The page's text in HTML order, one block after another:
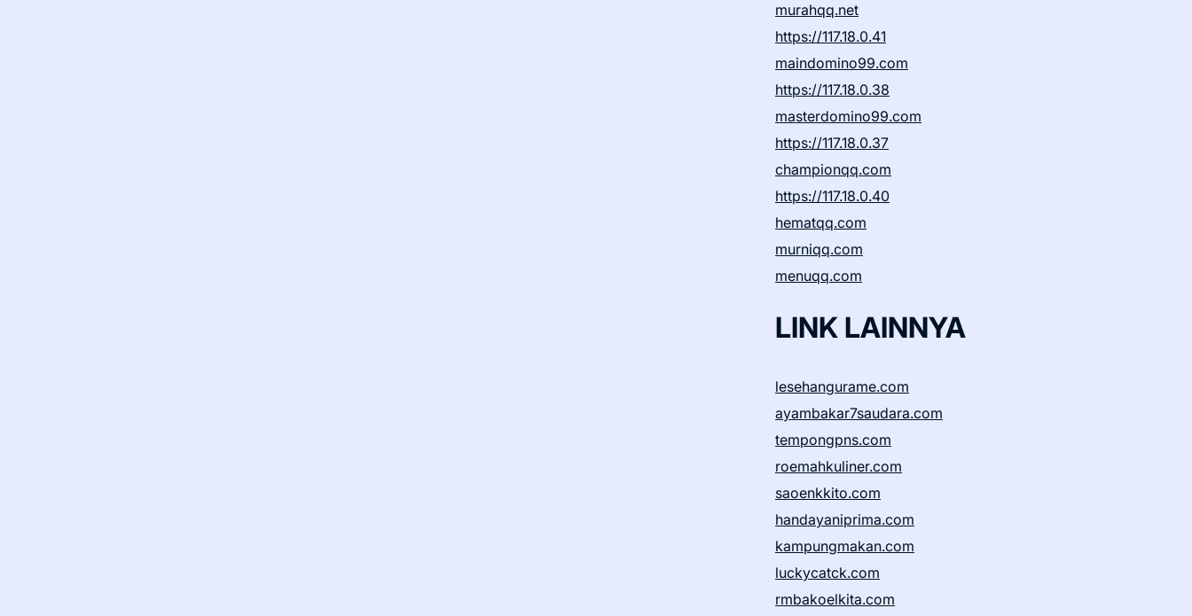
murahqq.net
https://117.18.0.41
maindomino99.com
https://117.18.0.38
masterdomino99.com
https://117.18.0.37
championqq.com
https://117.18.0.40
hematqq.com
murniqq.com
menuqq.com
LINK LAINNYA
lesehangurame.com
ayambakar7saudara.com
tempongpns.com
roemahkuliner.com
saoenkkito.com
handayaniprima.com
kampungmakan.com
luckycatck.com
rmbakoelkita.com